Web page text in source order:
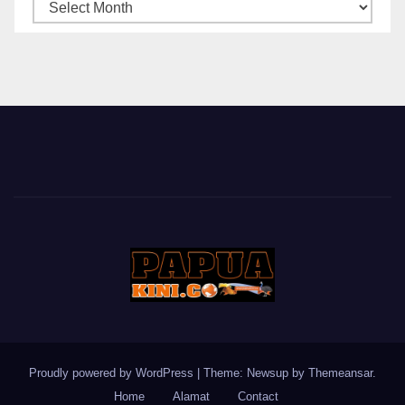
ARSIP
Proudly powered by WordPress Theme: Newsup by Themeansar.
Home
Alamat Contact